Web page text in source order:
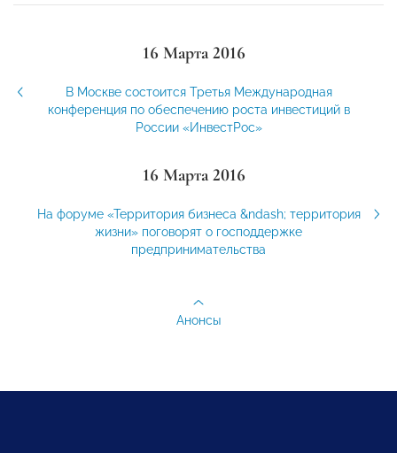
16 Марта 2016
В Москве состоится Третья Международная
конференция по обеспечению роста инвестиций в
России «ИнвестРос»
16 Марта 2016
На форуме «Территория бизнеса &ndash; территория
жизни» поговорят о господдержке
предпринимательства
Анонсы